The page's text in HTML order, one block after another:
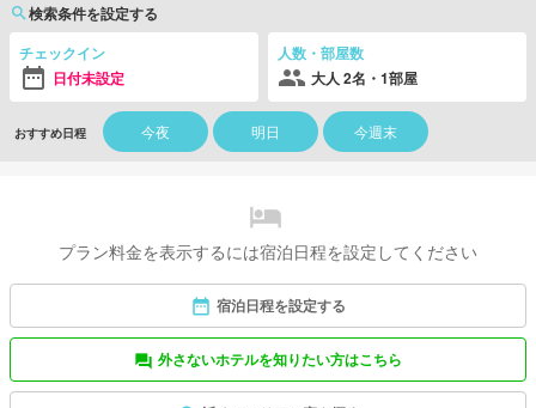
検索条件を設定する
チェックイン
日付未設定
人数・部屋数
大人 2名・1部屋
おすすめ日程 今夜 明日 今週末
プラン料金を表示するには宿泊日程を設定してください
宿泊日程を設定する
外さないホテルを知りたい方はこちら